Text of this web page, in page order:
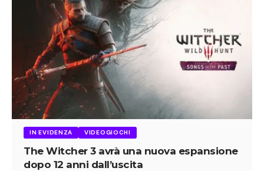
IN EVIDENZA VIDEOGIOCHI
The Witcher 3 avrà una nuova espansione
dopo 12 anni dall’uscita